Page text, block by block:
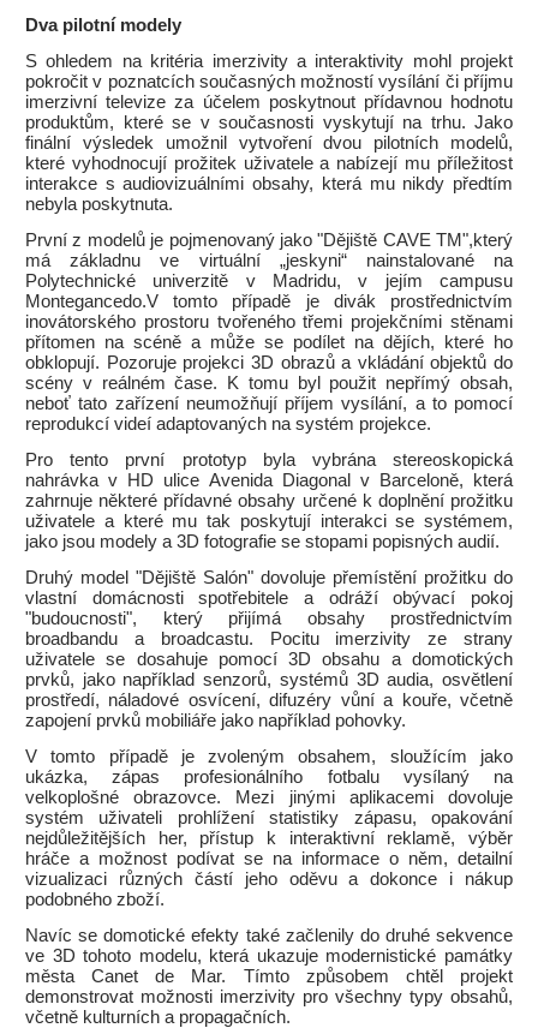
Dva pilotní modely
S ohledem na kritéria imerzivity a interaktivity mohl projekt
pokročit v poznatcích současných možností vysílání či příjmu
imerzivní televize za účelem poskytnout přídavnou hodnotu
produktům, které se v současnosti vyskytují na trhu. Jako
finální výsledek umožnil vytvoření dvou pilotních modelů,
které vyhodnocují prožitek uživatele a nabízejí mu příležitost
interakce s audiovizuálními obsahy, která mu nikdy předtím
nebyla poskytnuta.
První z modelů je pojmenovaný jako "Dějiště CAVE TM",který
má základnu ve virtuální „jeskyni“ nainstalované na
Polytechnické univerzitě v Madridu, v jejím campusu
Montegancedo.V tomto případě je divák prostřednictvím
inovátorského prostoru tvořeného třemi projekčními stěnami
přítomen na scéně a může se podílet na dějích, které ho
obklopují. Pozoruje projekci 3D obrazů a vkládání objektů do
scény v reálném čase. K tomu byl použit nepřímý obsah,
neboť tato zařízení neumožňují příjem vysílání, a to pomocí
reprodukcí videí adaptovaných na systém projekce.
Pro tento první prototyp byla vybrána stereoskopická
nahrávka v HD ulice Avenida Diagonal v Barceloně, která
zahrnuje některé přídavné obsahy určené k doplnění prožitku
uživatele a které mu tak poskytují interakci se systémem,
jako jsou modely a 3D fotografie se stopami popisných audií.
Druhý model "Dějiště Salón" dovoluje přemístění prožitku do
vlastní domácnosti spotřebitele a odráží obývací pokoj
"budoucnosti", který přijímá obsahy prostřednictvím
broadbandu a broadcastu. Pocitu imerzivity ze strany
uživatele se dosahuje pomocí 3D obsahu a domotických
prvků, jako například senzorů, systémů 3D audia, osvětlení
prostředí, náladové osvícení, difuzéry vůní a kouře, včetně
zapojení prvků mobiliáře jako například pohovky.
V tomto případě je zvoleným obsahem, sloužícím jako
ukázka, zápas profesionálního fotbalu vysílaný na
velkoplošné obrazovce. Mezi jinými aplikacemi dovoluje
systém uživateli prohlížení statistiky zápasu, opakování
nejdůležitějších her, přístup k interaktivní reklamě, výběr
hráče a možnost podívat se na informace o něm, detailní
vizualizaci různých částí jeho oděvu a dokonce i nákup
podobného zboží.
Navíc se domotické efekty také začlenily do druhé sekvence
ve 3D tohoto modelu, která ukazuje modernistické památky
města Canet de Mar. Tímto způsobem chtěl projekt
demonstrovat možnosti imerzivity pro všechny typy obsahů,
včetně kulturních a propagačních.